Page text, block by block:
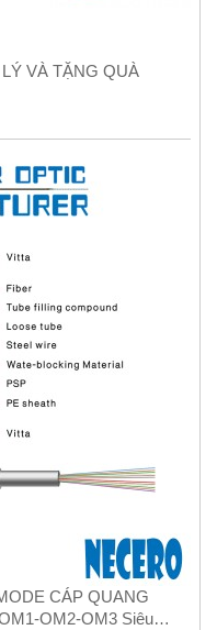
VÀ TẶNG QUÀ
OM2-OM3 Siêu